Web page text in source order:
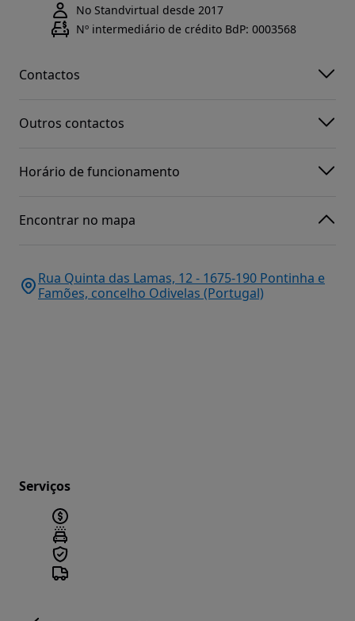
No Standvirtual desde 2017
Nº intermediário de crédito BdP: 0003568
Contactos
Outros contactos
Horário de funcionamento
Encontrar no mapa
Rua Quinta das Lamas, 12 - 1675-190 Pontinha e
Famões, concelho Odivelas (Portugal)
Serviços